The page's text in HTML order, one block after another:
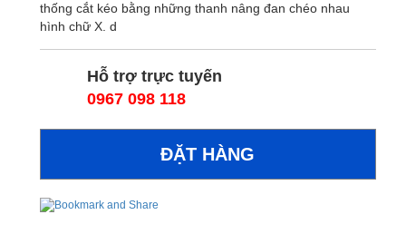
thống cắt kéo bằng những thanh nâng đan chéo nhau
hình chữ X. d
Hỗ trợ trực tuyến
0967 098 118